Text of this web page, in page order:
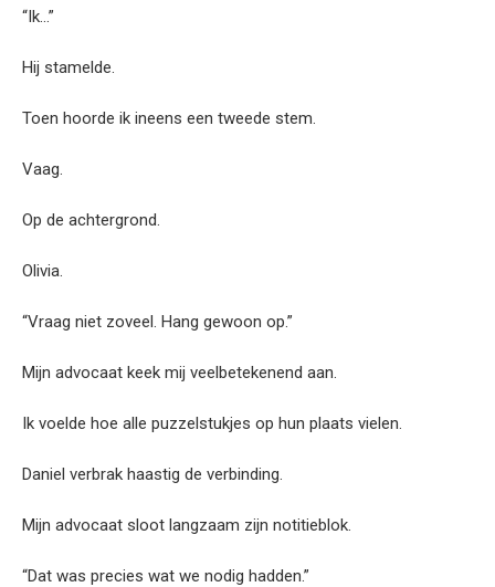
“Ik…”
Hij stamelde.
Toen hoorde ik ineens een tweede stem.
Vaag.
Op de achtergrond.
Olivia.
“Vraag niet zoveel. Hang gewoon op.”
Mijn advocaat keek mij veelbetekenend aan.
Ik voelde hoe alle puzzelstukjes op hun plaats vielen.
Daniel verbrak haastig de verbinding.
Mijn advocaat sloot langzaam zijn notitieblok.
“Dat was precies wat we nodig hadden.”